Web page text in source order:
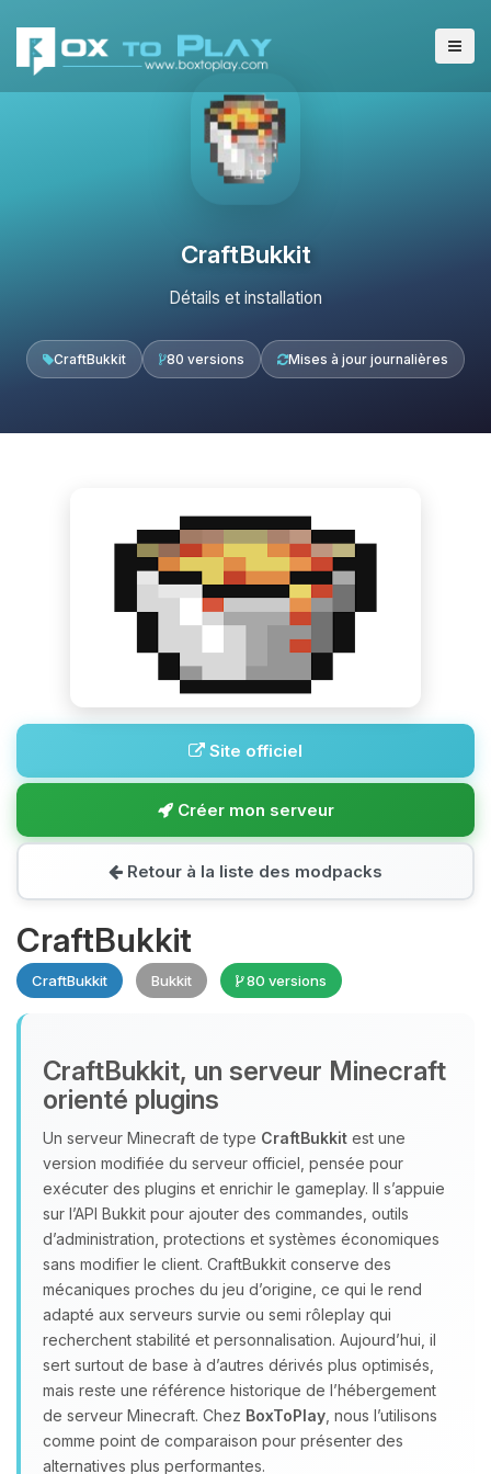
CraftBukkit
Détails et installation
CraftBukkit 80 versions Mises à jour journalières
Site officiel
Créer mon serveur
Retour à la liste des modpacks
CraftBukkit
CraftBukkit Bukkit 80 versions
CraftBukkit, un serveur Minecraft
orienté plugins
Un serveur Minecraft de type CraftBukkit est une
version modifiée du serveur officiel, pensée pour
exécuter des plugins et enrichir le gameplay. Il s’appuie
sur l’API Bukkit pour ajouter des commandes, outils
d’administration, protections et systèmes économiques
sans modifier le client. CraftBukkit conserve des
mécaniques proches du jeu d’origine, ce qui le rend
adapté aux serveurs survie ou semi rôleplay qui
recherchent stabilité et personnalisation. Aujourd’hui, il
sert surtout de base à d’autres dérivés plus optimisés,
mais reste une référence historique de l’hébergement
de serveur Minecraft. Chez BoxToPlay , nous l’utilisons
comme point de comparaison pour présenter des
alternatives plus performantes.
Youpi, enfin quelqu’un pour me
parler ! Moi c’est Choupy, ton petit
assistant BoxToPlay. Dis-moi ce dont
tu as besoin et je vais remuer mes
petits circuits pour t’aider.
07/08/2026 à 05:38